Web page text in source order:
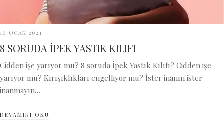
10 Ocak 2021
8 SORUDA İPEK YASTIK KILIFI
Cidden işe yarıyor mu? 8 soruda İpek Yastık Kılıfı? Cidden işe
yarıyor mu? Kırışıklıkları engelliyor mu? İster inanın ister
inanmayın…
DEVAMINI OKU